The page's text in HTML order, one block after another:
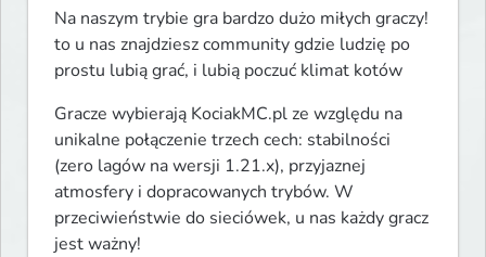
Na naszym trybie gra bardzo dużo miłych graczy!
to u nas znajdziesz community gdzie ludzię po
prostu lubią grać, i lubią poczuć klimat kotów
Gracze wybierają KociakMC.pl ze względu na
unikalne połączenie trzech cech: stabilności
(zero lagów na wersji 1.21.x), przyjaznej
atmosfery i dopracowanych trybów. W
przeciwieństwie do sieciówek, u nas każdy gracz
jest ważny!